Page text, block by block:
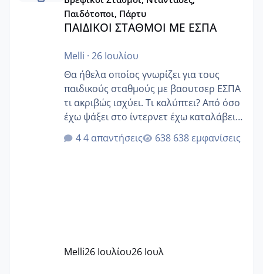
Παιδότοποι, Πάρτυ
ΠΑΙΔΙΚΟΙ ΣΤΑΘΜΟΙ ΜΕ ΕΣΠΑ
Melli · 26 Ιουλίου
Θα ήθελα οποίος γνωρίζει για τους
παιδικούς σταθμούς με βαουτσερ ΕΣΠΑ
τι ακριβώς ισχύει. Τι καλύπτει? Από όσο
έχω ψάξει στο ίντερνετ έχω καταλάβει
ότι το βαουτσερ καλύπτει όλα τα
δίδακτρα και τα τροφεια του ιδιωτικού
Εγώ πήγα σε έναν ιδιωτικό παιδικό στ
4 απαντήσεις 638 εμφανίσεις
Melli26 Ιουλίου26 Ιουλ